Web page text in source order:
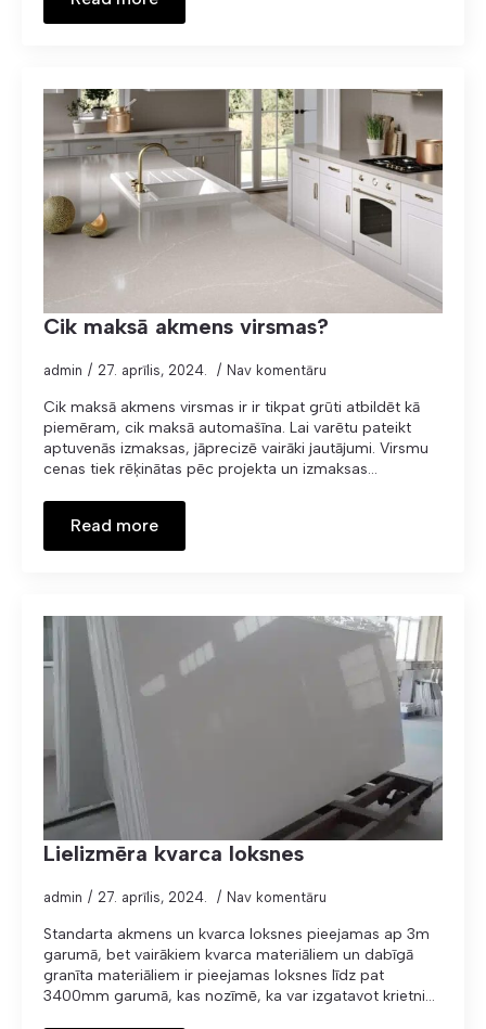
Cik maksā akmens virsmas?
admin 27. aprīlis, 2024. Nav komentāru
Cik maksā akmens virsmas ir ir tikpat grūti atbildēt kā
piemēram, cik maksā automašīna. Lai varētu pateikt
aptuvenās izmaksas, jāprecizē vairāki jautājumi. Virsmu
cenas tiek rēķinātas pēc projekta un izmaksas…
Read more
Lielizmēra kvarca loksnes
admin 27. aprīlis, 2024. Nav komentāru
Standarta akmens un kvarca loksnes pieejamas ap 3m
garumā, bet vairākiem kvarca materiāliem un dabīgā
granīta materiāliem ir pieejamas loksnes līdz pat
3400mm garumā, kas nozīmē, ka var izgatavot krietni…